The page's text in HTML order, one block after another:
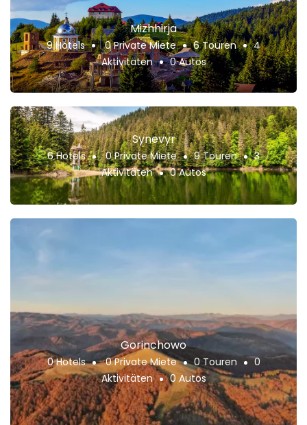
Mizhhirja
9 Hotels 0 Private Miete 6 Touren
4
Aktivitäten
0 Autos
Synevyr
6 Hotels 0 Private Miete 9 Touren
3
Aktivitäten
0 Autos
Gorinchowo
0 Hotels 0 Private Miete 0 Touren
0
Aktivitäten
0 Autos